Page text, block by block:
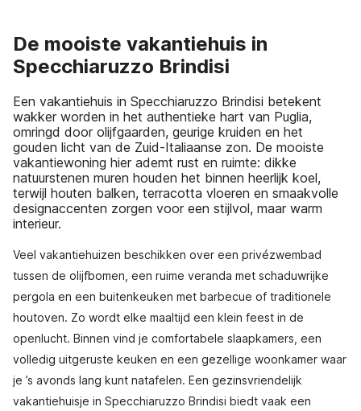
De mooiste vakantiehuis in
Specchiaruzzo Brindisi
Een vakantiehuis in Specchiaruzzo Brindisi betekent
wakker worden in het authentieke hart van Puglia,
omringd door olijfgaarden, geurige kruiden en het
gouden licht van de Zuid-Italiaanse zon. De mooiste
vakantiewoning hier ademt rust en ruimte: dikke
natuurstenen muren houden het binnen heerlijk koel,
terwijl houten balken, terracotta vloeren en smaakvolle
designaccenten zorgen voor een stijlvol, maar warm
interieur.
Veel vakantiehuizen beschikken over een privézwembad
tussen de olijfbomen, een ruime veranda met schaduwrijke
pergola en een buitenkeuken met barbecue of traditionele
houtoven. Zo wordt elke maaltijd een klein feest in de
openlucht. Binnen vind je comfortabele slaapkamers, een
volledig uitgeruste keuken en een gezellige woonkamer waar
je ’s avonds lang kunt natafelen. Een gezinsvriendelijk
vakantiehuisje in Specchiaruzzo Brindisi biedt vaak een